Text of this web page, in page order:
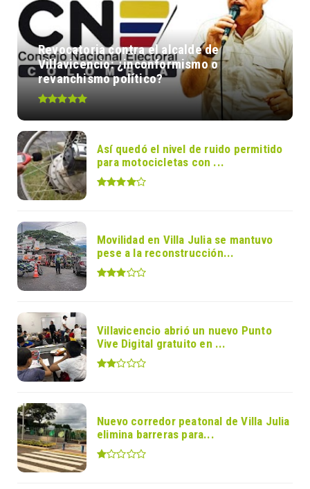
Revocatoria contra el alcalde de
Villavicencio: ¿inconformismo o
revanchismo político?
Así quedó el nivel de ruido permitido
para motocicletas con ...
Movilidad en Villa Julia se mantuvo
pese a la reconstrucción...
Villavicencio abrió un nuevo Punto
Vive Digital gratuito en ...
Nuevo corredor peatonal de Villa Julia
elimina barreras para...